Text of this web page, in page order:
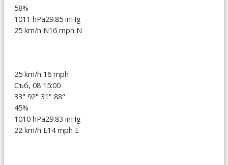
58%
1011 hPa29.85 inHg
25 km/h N16 mph N
25 km/h 16 mph
Съб, 08 15:00
33° 92° 31° 88°
45%
1010 hPa29.83 inHg
22 km/h E14 mph E